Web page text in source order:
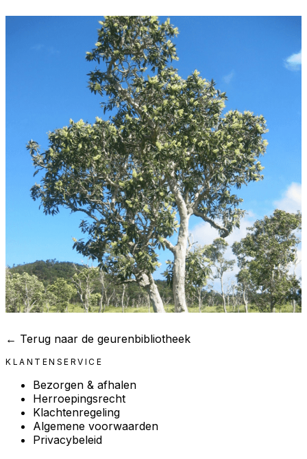
← Terug naar de geurenbibliotheek
KLANTENSERVICE
Bezorgen & afhalen
Herroepingsrecht
Klachtenregeling
Algemene voorwaarden
Privacybeleid